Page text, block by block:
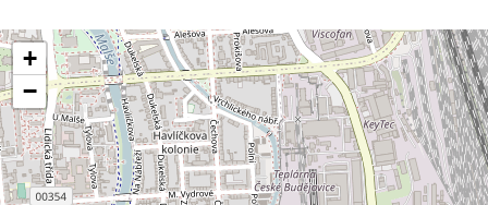
+
−